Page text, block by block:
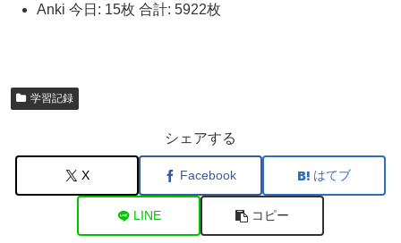
Anki 今日: 15枚 合計: 5922枚
学習記録
シェアする
X Facebook はてブ
LINE コピー